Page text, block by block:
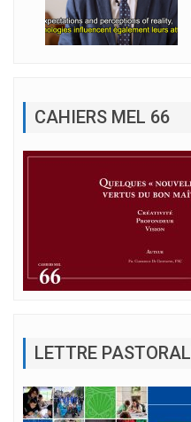
CAHIERS MEL 66
LETTRE